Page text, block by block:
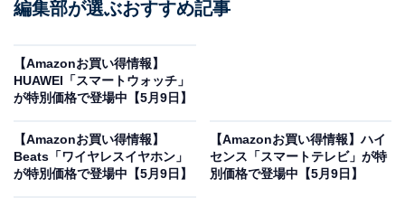
この記事の執筆者： All About ニュース お買
Amazonのセール商品から売れ筋ランキングまで、毎日のお買いも
のがもっと楽しく、もっとお得になる情報をお届け。編集部員によ
※本記事で紹介している商品の購入やサービスの利用により、売上の一部が
オールアバウトに還元されることがあります。
編集部が選ぶおすすめ記事
【Amazonお買い得情報】
HUAWEI「スマートウォッチ」
が特別価格で登場中【5月9日】
【Amazonお買い得情報】
Beats「ワイヤレスイヤホン」
が特別価格で登場中【5月9日】
【Amazonお買い得情報】ハイ
センス「スマートテレビ」が特
別価格で登場中【5月9日】